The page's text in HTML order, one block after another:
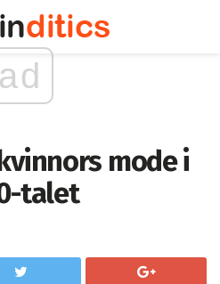
ad
mode i
talet